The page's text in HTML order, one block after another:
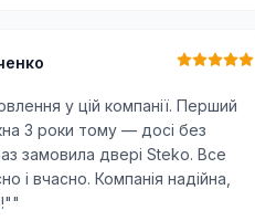
у цій компанії. Перший
3 роки тому — досі без
замовила двері Steko. Все
і вчасно. Компанія надійна,
"